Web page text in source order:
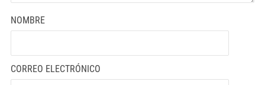
NOMBRE
CORREO ELECTRÓNICO